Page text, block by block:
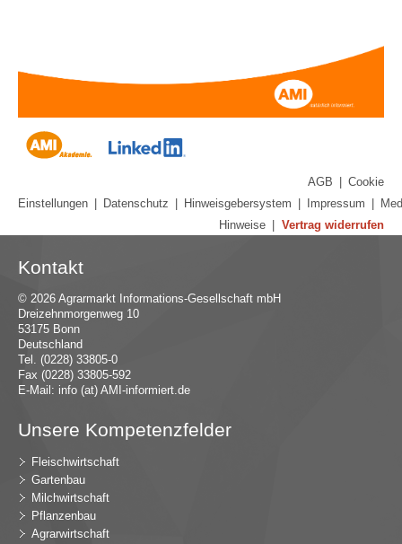
AGB
Cookie
Einstellungen
Datenschutz Hinweisgebersystem Impressum
Hinweise
Vertrag widerrufen
Kontakt
© 2026 Agrarmarkt Informations-Gesellschaft mbH
Dreizehnmorgenweg 10
53175 Bonn
Deutschland
Tel. (0228) 33805-0
Fax (0228) 33805-592
E-Mail: info (at) AMI-informiert.de
Unsere Kompetenzfelder
Fleischwirtschaft
Gartenbau
Milchwirtschaft
Pflanzenbau
Agrarwirtschaft